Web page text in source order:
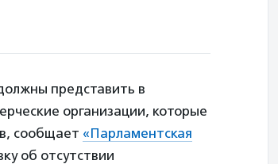
представить в
организации, которые
сообщает «Парламентская
об отсутствии